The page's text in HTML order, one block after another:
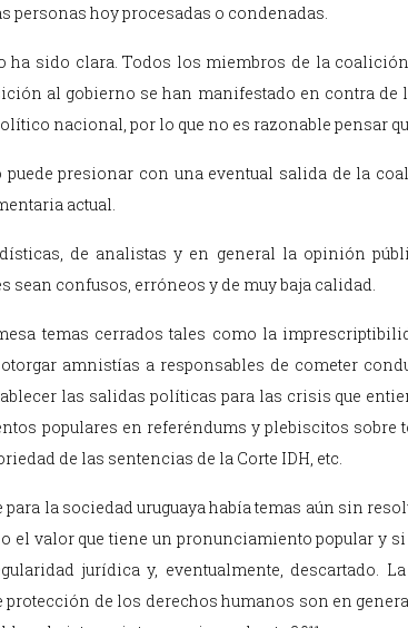
personas hoy procesadas o condenadas.
ha sido clara. Todos los miembros de la
al gobierno se han manifestado en contra de
nacional, por lo que no es razonable pensar
puede presionar con una eventual salida de la
actual.
de analistas y en general la opinión
sean confusos, erróneos y de muy baja calidad.
temas cerrados tales como la
amnistías a responsables de cometer
las salidas políticas para las crisis que
populares en referéndums y plebiscitos sobre
de las sentencias de la Corte IDH, etc.
para la sociedad uruguaya había temas aún sin
el valor que tiene un pronunciamiento popular y
jurídica y, eventualmente, descartado.
protección de los derechos humanos son en